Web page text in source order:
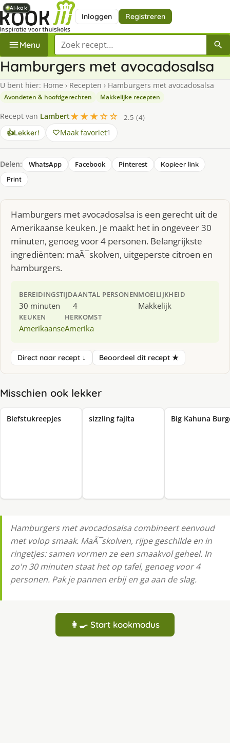
Inloggen Registreren
Menu Zoek een recept
Hamburgers met avocadosalsa
U bent hier: Home › Recepten › Hamburgers met avocadosalsa
Avondeten & hoofdgerechten Makkelijke recepten
Recept van Lambert★★★☆☆
2.5 (4)
👍Lekker! Maak favoriet1
Delen: WhatsApp Facebook Pinterest
Kopieer link
Print
Hamburgers met avocadosalsa is een gerecht uit de
Amerikaanse keuken. Je maakt het in ongeveer 30
minuten, genoeg voor 4 personen. Belangrijkste
ingrediënten: maÃ¯skolven, uitgeperste citroen en
hamburgers.
BEREIDINGSTIJD
30 minuten
AANTAL PERSONEN
4
MOEILIJKHEID
Makkelijk
KEUKEN
Amerikaanse
HERKOMST
Amerika
Direct naar recept ↓ Beoordeel dit recept ★
Misschien ook lekker
Biefstukreepjes sizzling fajita Big Kahuna
AI-kok
AI-kok
AI-kok
AI-kok
Hamburgers met avocadosalsa combineert eenvoud
met volop smaak. MaÃ¯skolven, rijpe geschilde en in
ringetjes: samen vormen ze een smaakvol geheel. In
zo'n 30 minuten staat het op tafel, genoeg voor 4
personen. Pak je pannen erbij en ga aan de slag.
👩‍🍳 Start kookmodus